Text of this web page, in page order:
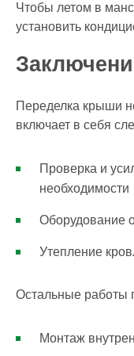
Чтобы летом в
установить
Переделка крыши
включает в себя
Проверка и
необходимости
Оборудование
Утепление
Остальные работы
Монтаж